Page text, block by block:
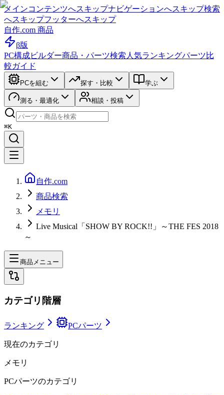
メインコンテンツへスキップナビゲーションへスキップ検索
へスキップフッターへスキップ
自作.com 商品
β版
PC構成ビルダー商品・パーツ検索 人気ランキングパーツ比
較ガイド
PCを組む 探す・比較 学ぶ
測る・最適化 相談・投稿
⌘K
自作.com
商品検索
メモリ
Live Musical「SHOW BY ROCK!!」～THE FES 2018
～
商品メニュー
カテゴリ階層
ランキング PCパーツ
現在のカテゴリ
メモリ
PCパーツのカテゴリ